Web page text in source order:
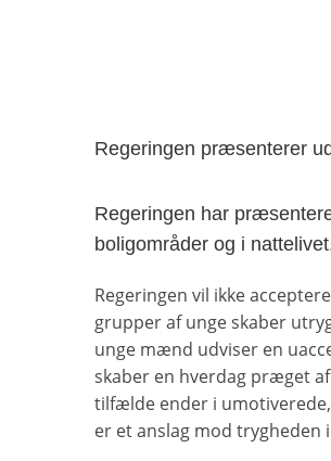
Regeringen præsenterer
Regeringen har
boligområder og i
Regeringen vil ikke
grupper af unge skaber
unge mænd udviser en
skaber en hverdag præget
tilfælde ender i
er et anslag mod